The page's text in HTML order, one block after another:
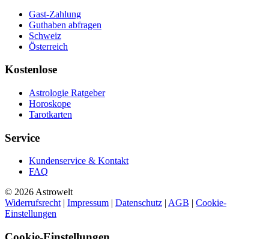
Gast-Zahlung
Guthaben abfragen
Schweiz
Österreich
Kostenlose
Astrologie Ratgeber
Horoskope
Tarotkarten
Service
Kundenservice & Kontakt
FAQ
© 2026 Astrowelt
Widerrufsrecht | Impressum | Datenschutz | AGB | Cookie-
Einstellungen